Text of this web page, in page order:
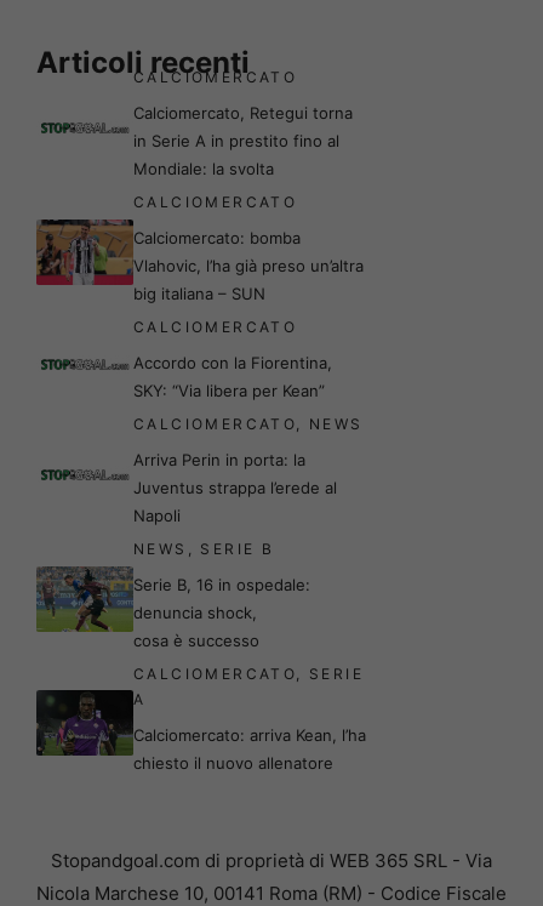
Articoli recenti
CALCIOMERCATO
Calciomercato, Retegui torna
in Serie A in prestito fino al
Mondiale: la svolta
CALCIOMERCATO
Calciomercato: bomba
Vlahovic, l’ha già preso un’altra
big italiana – SUN
CALCIOMERCATO
Accordo con la Fiorentina,
SKY: “Via libera per Kean”
CALCIOMERCATO, NEWS
Arriva Perin in porta: la
Juventus strappa l’erede al
Napoli
NEWS , SERIE B
Serie B, 16 in ospedale:
denuncia shock,
cosa è successo
CALCIOMERCATO, SERIE
A
Calciomercato: arriva Kean, l’ha
chiesto il nuovo allenatore
Stopandgoal.com di proprietà di WEB 365 SRL - Via
Nicola Marchese 10, 00141 Roma (RM) - Codice Fiscale